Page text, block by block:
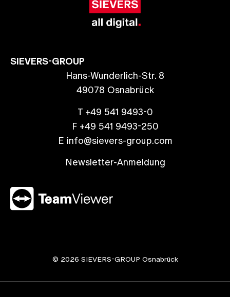
SIEVERS-GROUP
Hans-Wunderlich-Str. 8
49078 Osnabrück
T +49 541 9493-0
F +49 541 9493-250
E info@sievers-group.com
Newsletter-Anmeldung
© 2026 SIEVERS-GROUP Osnabrück